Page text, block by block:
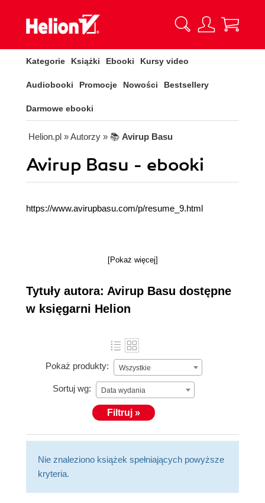
Kategorie Książki Ebooki Kursy video
Audiobooki Promocje Nowości Bestsellery
Darmowe ebooki
Helion.pl » Autorzy » 📚 Avirup Basu
Avirup Basu - ebooki
https://www.avirupbasu.com/p/resume_9.html
[Pokaż więcej]
Tytuły autora: Avirup Basu dostępne
w księgarni Helion
Pokaż produkty: Wszystkie
Sortuj wg: Data wydania
Filtruj »
Nie znaleziono książek spełniających powyższe
kryteria.